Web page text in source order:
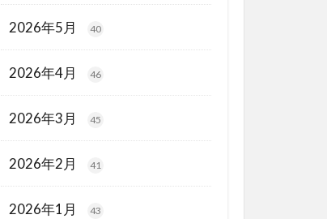
2026年5月 40
2026年4月 46
2026年3月 45
2026年2月 41
2026年1月 43